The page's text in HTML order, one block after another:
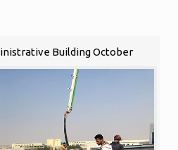
Building October